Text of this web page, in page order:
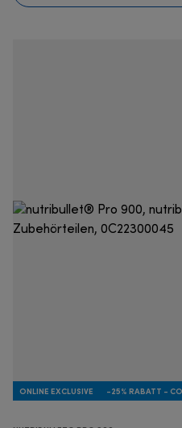
ONLINE EXCLUSIVE -25% RABATT -